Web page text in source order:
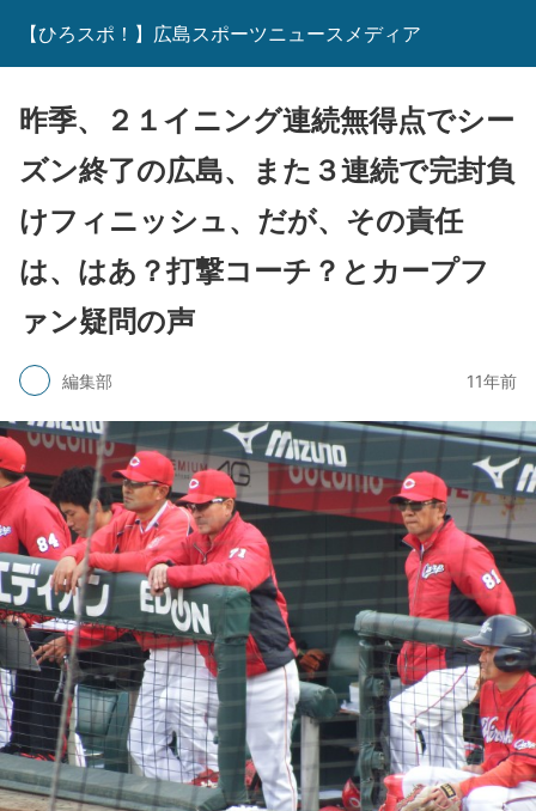
【ひろスポ！】広島スポーツニュースメディア
昨季、２１イニング連続無得点でシー
ズン終了の広島、また３連続で完封負
けフィニッシュ、だが、その責任
は、はあ？打撃コーチ？とカープフ
ァン疑問の声
編集部 11年前